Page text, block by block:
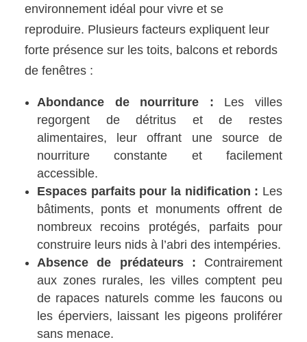
environnement idéal pour vivre et se
reproduire. Plusieurs facteurs expliquent leur
forte présence sur les toits, balcons et rebords
de fenêtres :
Abondance de nourriture : Les villes
regorgent de détritus et de restes
alimentaires, leur offrant une source de
nourriture constante et facilement
accessible.
Espaces parfaits pour la nidification : Les
bâtiments, ponts et monuments offrent de
nombreux recoins protégés, parfaits pour
construire leurs nids à l’abri des intempéries.
Absence de prédateurs : Contrairement
aux zones rurales, les villes comptent peu
de rapaces naturels comme les faucons ou
les éperviers, laissant les pigeons proliférer
sans menace.